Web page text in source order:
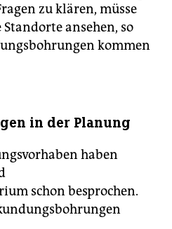
zu klären, müsse
ansehen, so
kommen
in der Planung
haben
schon besprochen.